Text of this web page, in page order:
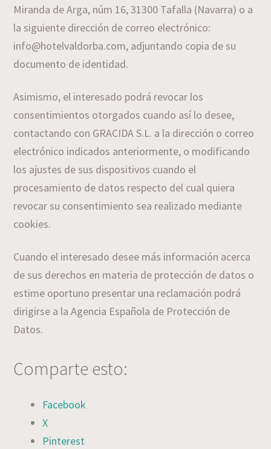
Miranda de Arga, núm 16, 31300 Tafalla (Navarra) o a
la siguiente dirección de correo electrónico:
info@hotelvaldorba.com, adjuntando copia de su
documento de identidad.
Asimismo, el interesado podrá revocar los
consentimientos otorgados cuando así lo desee,
contactando con GRACIDA S.L. a la dirección o correo
electrónico indicados anteriormente, o modificando
los ajustes de sus dispositivos cuando el
procesamiento de datos respecto del cual quiera
revocar su consentimiento sea realizado mediante
cookies.
Cuando el interesado desee más información acerca
de sus derechos en materia de protección de datos o
estime oportuno presentar una reclamación podrá
dirigirse a la Agencia Española de Protección de
Datos.
Comparte esto:
Facebook
X
Pinterest